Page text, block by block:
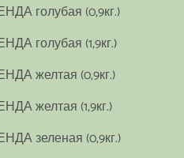
голубая (0,9кг.)
голубая (1,9кг.)
желтая (0,9кг.)
желтая (1,9кг.)
зеленая (0,9кг.)